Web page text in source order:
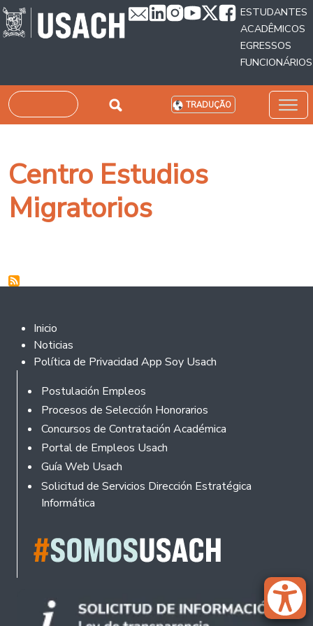
Passar para o conteúdo principal
ESTUDANTES
ACADÊMICOS
EGRESSOS
FUNCIONÁRIOS
Pesquisar TRADUÇÃO
Centro Estudios
Migratorios
Footer 2
Inicio
Noticias
Política de Privacidad App Soy Usach
Rodapé
Postulación Empleos
Procesos de Selección Honorarios
Concursos de Contratación Académica
Portal de Empleos Usach
Guía Web Usach
Solicitud de Servicios Dirección Estratégica
Informática